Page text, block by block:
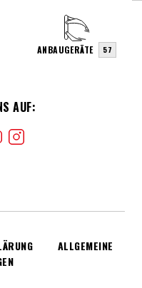
AUF:
ANBAUGERÄTE 57
ALLGEMEINE